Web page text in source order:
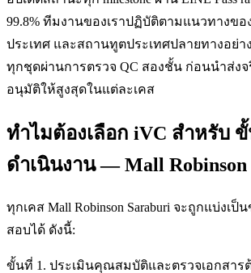
99.8% ทีมงานของเราปฏิบัติตามแนวทางขอ
ประเทศ และสถานทูตประเทศปลายทางอย่า
ทุกชุดผ่านการตรวจ QC สองชั้น ก่อนนำส่งจ
อนุมัติให้สูงสุดในแต่ละเคส
ทำไมต้องเลือก iVC สำหรับ
ดำเนินงาน — Mall Robinson
ทุกเคส Mall Robinson Saraburi จะถูกแบ่งเ
สอบได้ ดังนี้:
ขั้นที่ 1. ประเมินคุณสมบัติและตรวจเอกสาร